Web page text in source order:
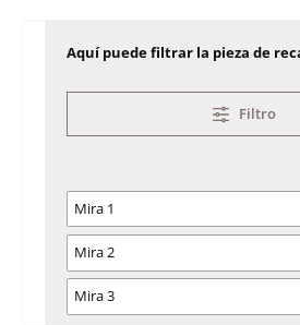
Aquí puede filtrar la pieza de
Filtro
Mira 1
Mira 2
Mira 3